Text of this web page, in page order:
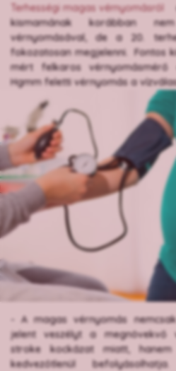
Terhességi magas vérnyomásról
kismamának korábban
vérnyomásával, de a 20.
fokozatosan megjelenni. Fontos
mért felkaros
Hgmm feletti vérnyomás a
- A magas vérnyomás
jelent veszélyt a megnövekvő
stroke kockázat miatt,
kedvezőtlenül